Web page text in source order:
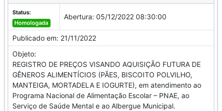
Status:
Homologada
Abertura: 05/12/2022 08:30:00
Publicado em: 21/11/2022
Objeto:
REGISTRO DE PREÇOS VISANDO AQUISIÇÃO FUTURA DE
GÊNEROS ALIMENTÍCIOS (PÃES, BISCOITO POLVILHO,
MANTEIGA, MORTADELA E IOGURTE), em atendimento ao
Programa Nacional de Alimentação Escolar – PNAE, ao
Serviço de Saúde Mental e ao Albergue Municipal.